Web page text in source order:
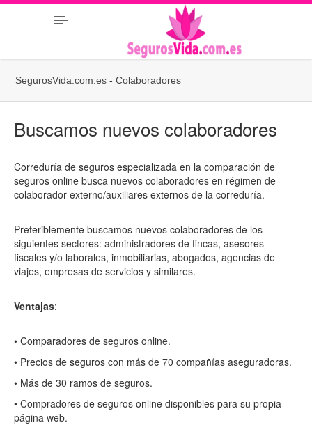
SegurosVida.com.es - Colaboradores
Buscamos nuevos colaboradores
Correduría de seguros especializada en la comparación de
seguros online busca nuevos colaboradores en régimen de
colaborador externo/auxiliares externos de la correduría.
Preferiblemente buscamos nuevos colaboradores de los
siguientes sectores: administradores de fincas, asesores
fiscales y/o laborales, inmobiliarias, abogados, agencias de
viajes, empresas de servicios y similares.
Ventajas:
• Comparadores de seguros online.
• Precios de seguros con más de 70 compañías aseguradoras.
• Más de 30 ramos de seguros.
• Compradores de seguros online disponibles para su propia
página web.